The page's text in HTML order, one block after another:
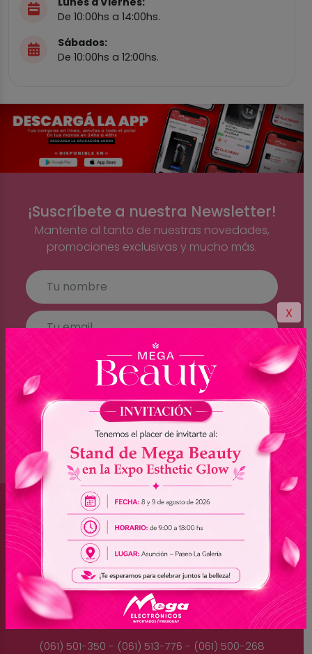
X
De 10:00hs a 14:00hs.
Sábados:
De 10:00hs a 12:00hs.
¡Suscríbete a nuestra Newsletter!
Mantente al tanto de nuestras novedades,
promociones exclusivas y mucho más.
Brasil
(045) 3528-9053 - (045) 3528-8462
(045) 3025-7072 - (045) 3025-7736
(045) 3025-7713
Paraguay
(061) 501-350 - (061) 513-776 - (061) 500-268